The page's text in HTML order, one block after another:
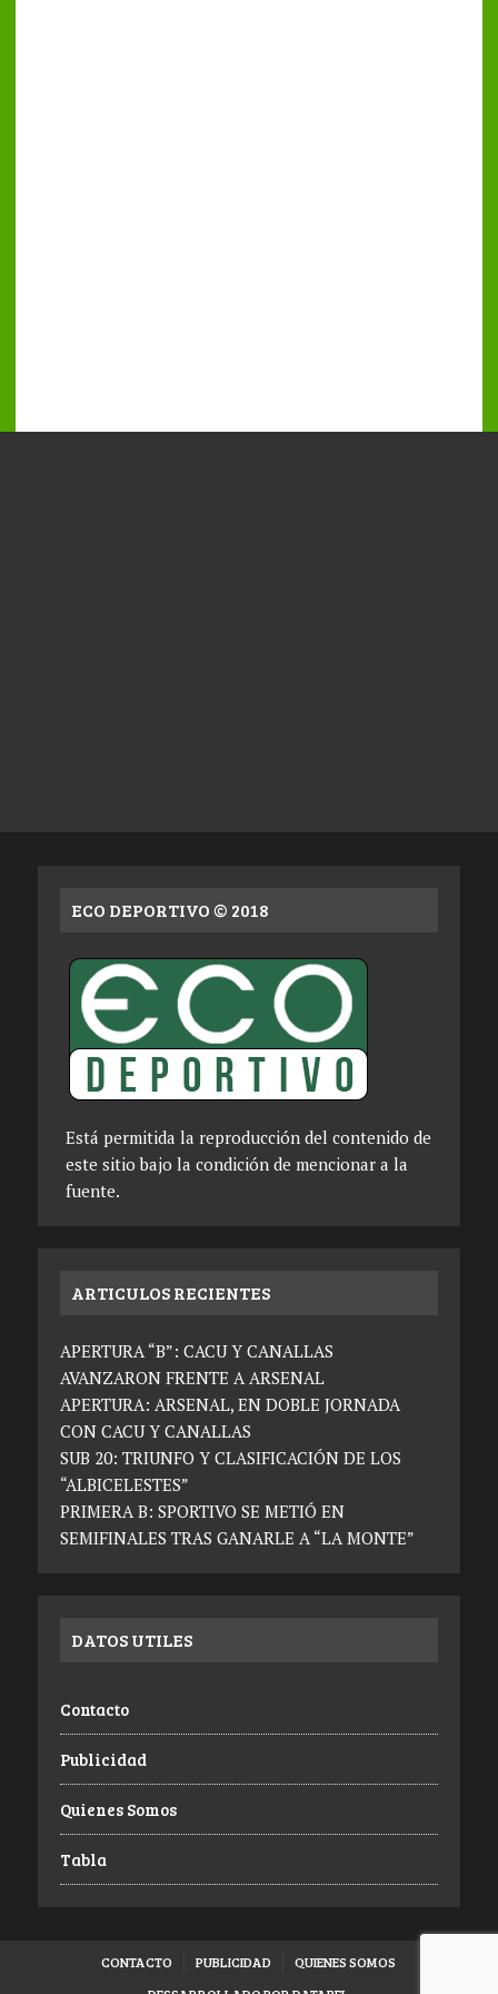
ECO DEPORTIVO © 2018
Está permitida la reproducción del contenido de
este sitio bajo la condición de mencionar a la
fuente.
ARTICULOS RECIENTES
APERTURA “B”: CACU Y CANALLAS
AVANZARON FRENTE A ARSENAL
APERTURA: ARSENAL, EN DOBLE JORNADA
CON CACU Y CANALLAS
SUB 20: TRIUNFO Y CLASIFICACIÓN DE LOS
“ALBICELESTES”
PRIMERA B: SPORTIVO SE METIÓ EN
SEMIFINALES TRAS GANARLE A “LA MONTE”
DATOS UTILES
Contacto
Publicidad
Quienes Somos
Tabla
CONTACTO PUBLICIDAD
QUIENES SOMOS